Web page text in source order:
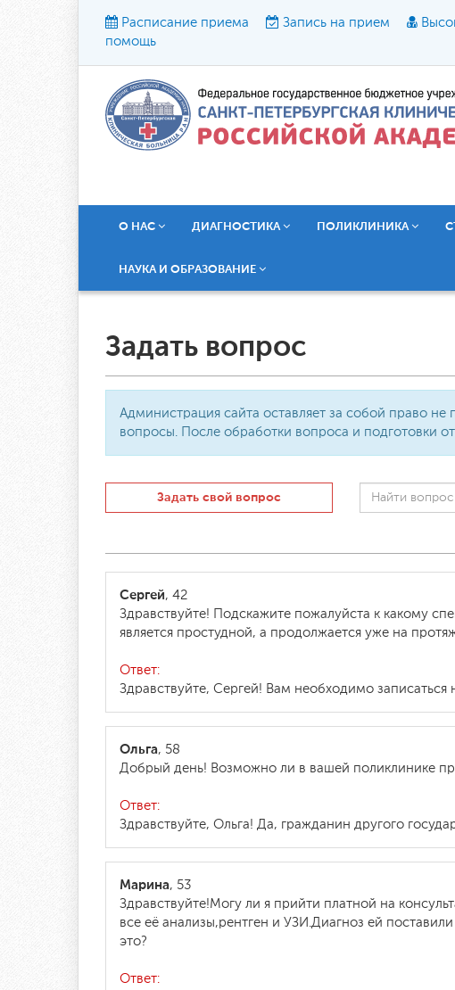
Расписание приема Запись на прием
помощь
Размер
О НАС ДИАГНОСТИКА ПОЛИКЛИНИКА
НАУКА И ОБРАЗОВАНИЕ
Задать вопрос
Администрация сайта оставляет за собой право
вопросы. После обработки вопроса и подготовки
Задать свой вопрос
Сергей, 42
Здравствуйте! Подскажите пожалуйста к какому
является простудной, а продолжается уже на
Ответ:
Здравствуйте, Сергей! Вам необходимо записаться
Ольга, 58
Добрый день! Возможно ли в вашей поликлинике
Ответ:
Здравствуйте, Ольга! Да, гражданин другого
Марина, 53
Здравствуйте!Могу ли я прийти платной на
все её анализы,рентген и УЗИ.Диагноз ей
это?
Ответ: